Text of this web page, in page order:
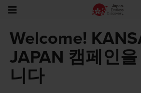
Welcome!
JAPAN 캠페인
니다